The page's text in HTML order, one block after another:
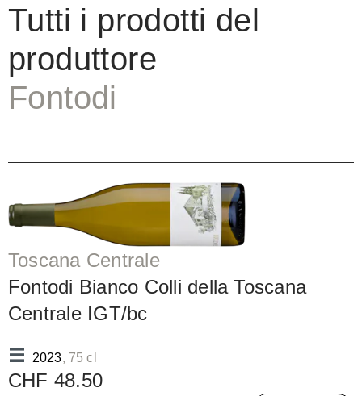
Tutti i prodotti del
produttore
Fontodi
Toscana Centrale
Fontodi Bianco Colli della Toscana
Centrale IGT/bc
2023, 75 cl
CHF 48.50